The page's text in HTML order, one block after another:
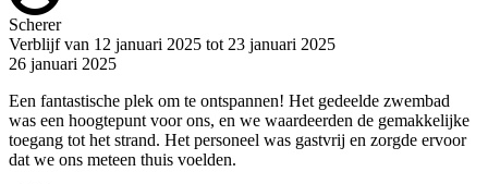
Scherer
Verblijf van 12 januari 2025 tot 23 januari 2025
26 januari 2025
Een fantastische plek om te ontspannen! Het gedeelde zwembad
was een hoogtepunt voor ons, en we waardeerden de gemakkelijke
toegang tot het strand. Het personeel was gastvrij en zorgde ervoor
dat we ons meteen thuis voelden.